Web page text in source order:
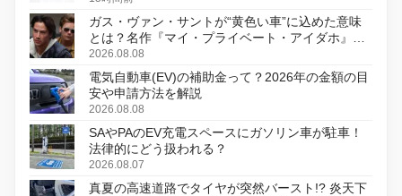
ガス・ヴァン・サントが“黄色い車”に込めた意味
とは？名作『マイ・プライベート・アイダホ』が
初のデジタルリマスター版で復活
2026.08.08
電気自動車(EV)の補助金って？2026年の金額の目
安や申請方法を解説
2026.08.08
SAやPAのEV充電スペースにガソリン車が駐車！
法律的にどう扱われる？
2026.08.07
真夏の高速道路でタイヤが突然バースト!? 炎天下